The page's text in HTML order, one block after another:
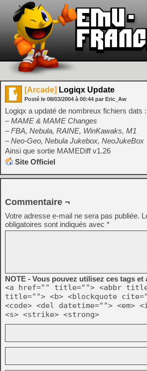
[Arcade] Logiqx Update
Posté le 08/03/2004 à 00:44 par Eric_Aw
Logiqx a updaté de nombreux fichiers dats :
– MAME & MAME Changes
– FBA, Nebula, RAINE, WinKawaks, M1
– Neo-Geo, Nebula Jukebox, NeoJukeBox
Ainsi que sortie MAMEDiff v1.26
Site Officiel
Commentaire ¬
Votre adresse e-mail ne sera pas publiée.
obligatoires sont indiqués avec *
NOTE - Vous pouvez utilisez ces tags
<a href="" title=""> <abbr
title=""> <b> <blockquote
<code> <del datetime=""> <em>
<s> <strike> <strong>